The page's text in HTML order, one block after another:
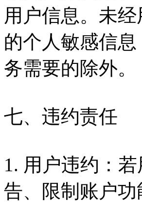
用户信息。未
的个人敏感信
务需要的除外。
七、违约责任
1. 用户违约：
告、限制账户